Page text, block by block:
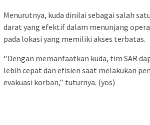
Menurutnya, kuda dinilai sebagai salah
darat yang efektif dalam menunjang
pada lokasi yang memiliki akses terbatas.
‘’Dengan memanfaatkan kuda, tim SAR
lebih cepat dan efisien saat melakukan
evakuasi korban,’’ tuturnya. (yos)